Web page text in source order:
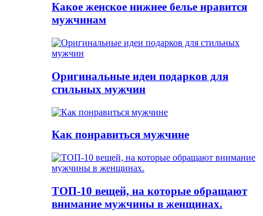
Какое женское нижнее белье нравится
мужчинам
Оригинальные идеи подарков для
стильных мужчин
Как понравиться мужчине
ТОП-10 вещей, на которые обращают
внимание мужчины в женщинах.